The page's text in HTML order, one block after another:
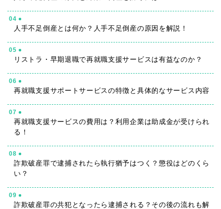
04
人手不足倒産とは何か？人手不足倒産の原因を解説！
05
リストラ・早期退職で再就職支援サービスは有益なのか？
06
再就職支援サポートサービスの特徴と具体的なサービス内容
07
再就職支援サービスの費用は？利用企業は助成金が受けられ
る！
08
詐欺破産罪で逮捕されたら執行猶予はつく？懲役はどのくら
い？
09
詐欺破産罪の共犯となったら逮捕される？その後の流れも解